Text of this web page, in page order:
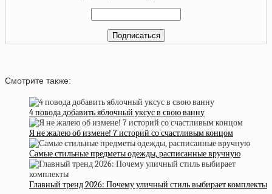
Смотрите также:
4 повода добавить яблочный уксус в свою ванну
Я не жалею об измене! 7 историй со счастливым концом
Самые стильные предметы одежды, расписанные вручную
Главный тренд 2026: Почему уличный стиль выбирает комплекты